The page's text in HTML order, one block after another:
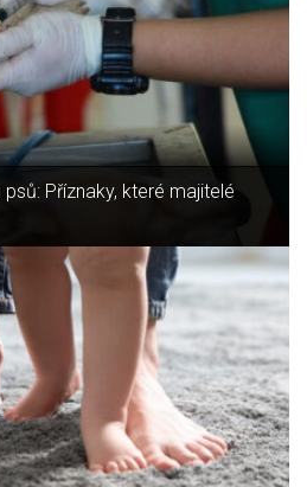
vložku? Průvodce pro Váš